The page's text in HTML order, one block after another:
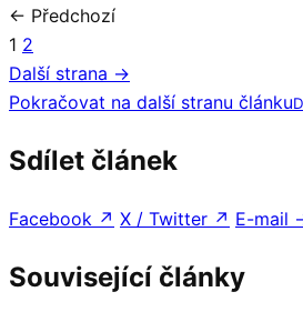
← Předchozí
1 2
Další strana →
Pokračovat na další stranu článku
Sdílet článek
Facebook ↗ X / Twitter ↗ E-mail
Související články